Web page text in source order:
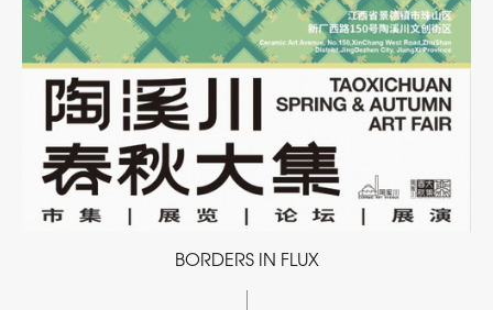
BORDERS IN FLUX